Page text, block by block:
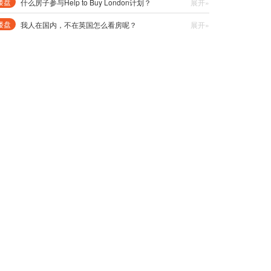
盘 我人在国内，不在英国怎么看房呢？ 展开»